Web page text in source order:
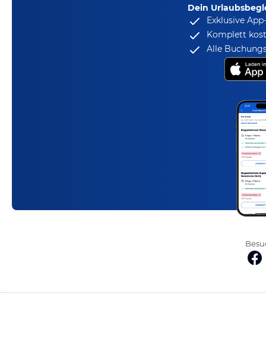
Dein
Exklusive
Komplett
Alle